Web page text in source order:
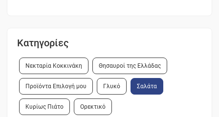
Κατηγορίες
Νεκταρία Κοκκινάκη Θησαυροί της Ελλάδας
Προϊόντα Επιλογή μου Γλυκό Σαλάτα
Κυρίως Πιάτο Ορεκτικό